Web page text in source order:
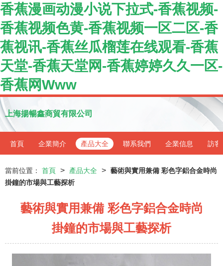
香蕉漫画动漫小说下拉式-香蕉视频-
香蕉视频色黄-香蕉视频一区二区-香
蕉视讯-香蕉丝瓜榴莲在线观看-香蕉
天堂-香蕉天堂网-香蕉婷婷久久一区-
香蕉网Www
上海揚暢鑫商貿有限公司
首頁 企業簡介 產品大全 聯系我們 企業信息 訪客
當前位置： 首頁 > 產品大全 > 藝術與實用兼備 彩色字鋁合金時尚
掛鐘的市場與工藝探析
藝術與實用兼備 彩色字鋁合金時尚
掛鐘的市場與工藝探析